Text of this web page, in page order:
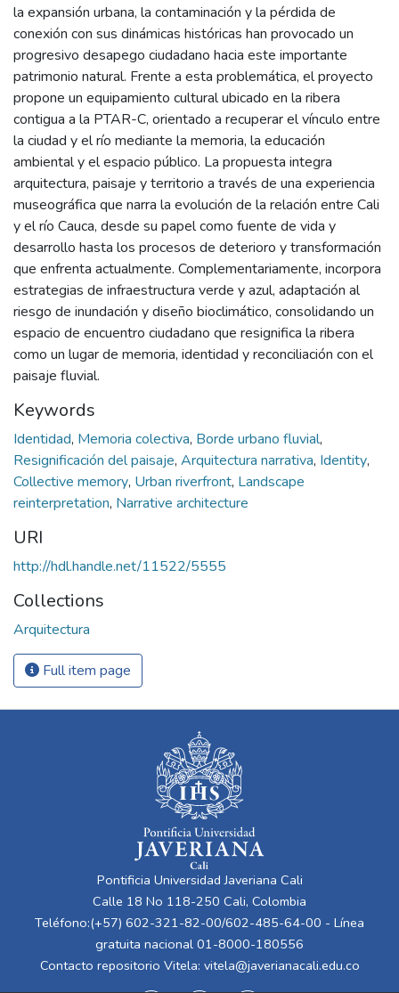
la expansión urbana, la contaminación y la pérdida de
conexión con sus dinámicas históricas han provocado un
progresivo desapego ciudadano hacia este importante
patrimonio natural. Frente a esta problemática, el proyecto
propone un equipamiento cultural ubicado en la ribera
contigua a la PTAR-C, orientado a recuperar el vínculo entre
la ciudad y el río mediante la memoria, la educación
ambiental y el espacio público. La propuesta integra
arquitectura, paisaje y territorio a través de una experiencia
museográfica que narra la evolución de la relación entre Cali
y el río Cauca, desde su papel como fuente de vida y
desarrollo hasta los procesos de deterioro y transformación
que enfrenta actualmente. Complementariamente, incorpora
estrategias de infraestructura verde y azul, adaptación al
riesgo de inundación y diseño bioclimático, consolidando un
espacio de encuentro ciudadano que resignifica la ribera
como un lugar de memoria, identidad y reconciliación con el
paisaje fluvial.
Keywords
Identidad, Memoria colectiva, Borde urbano fluvial,
Resignificación del paisaje, Arquitectura narrativa, Identity,
Collective memory, Urban riverfront, Landscape
reinterpretation, Narrative architecture
URI
http://hdl.handle.net/11522/5555
Collections
Arquitectura
Full item page
Pontificia Universidad Javeriana Cali
Calle 18 No 118-250 Cali, Colombia
Teléfono:(+57) 602-321-82-00/602-485-64-00 - Línea
gratuita nacional 01-8000-180556
Contacto repositorio Vitela: vitela@javerianacali.edu.co